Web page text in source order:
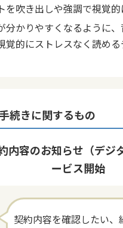
を吹き出しや強調で視覚
分かりやすくなるように
覚的にストレスなく読め
続きに関するもの
内容のお知らせ（デジ
ービス開始
契約内容を確認したい